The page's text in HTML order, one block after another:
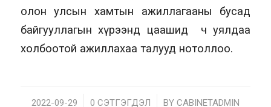
олон улсын хамтын ажиллагааны бусад
байгууллагын хүрээнд цаашид ч уялдаа
холбоотой ажиллахаа талууд нотоллоо.
2022-09-29
/ 0 СЭТГЭГДЭЛ
/ BY CABINETADMIN